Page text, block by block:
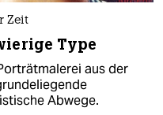
Zeit
Type
aus der
Abwege.